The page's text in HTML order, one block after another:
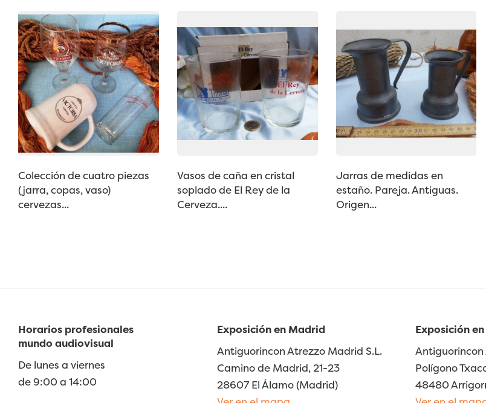
Colección de cuatro piezas
(jarra, copas, vaso)
cervezas...
Vasos de caña en cristal
soplado de El Rey de la
Cerveza....
Jarras de medidas en
estaño. Pareja. Antiguas.
Origen...
Horarios profesionales
mundo audiovisual
De lunes a viernes
de 9:00 a 14:00
Exposición en Madrid
Antiguorincon Atrezzo Madrid S.L.
Camino de Madrid, 21-23
28607 El Álamo (Madrid)
Exposición
Antiguorincon
Polígono
48480